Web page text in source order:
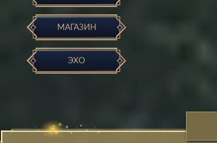
МАГАЗИН
ЭХО